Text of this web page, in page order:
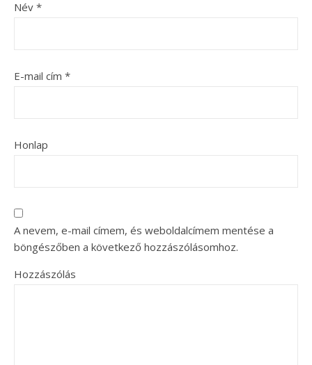
Név *
E-mail cím *
Honlap
A nevem, e-mail címem, és weboldalcímem mentése a
böngészőben a következő hozzászólásomhoz.
Hozzászólás